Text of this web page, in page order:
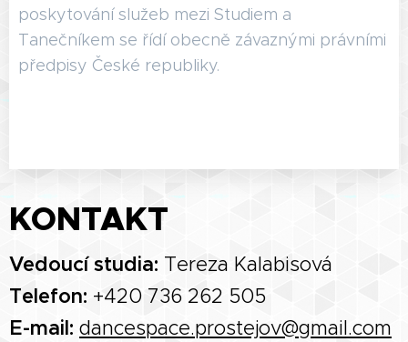
poskytování služeb mezi Studiem a
Tanečníkem se řídí obecně závaznými právními
předpisy České republiky.
KONTAKT
Vedoucí studia: Tereza Kalabisová
Telefon: +420 736 262 505
E-mail: dancespace.prostejov@gmail.com